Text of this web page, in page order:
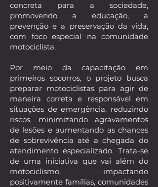
concreta para a sociedade,
promovendo a educação, a
prevenção e a preservação da vida,
com foco especial na comunidade
motociclista.
Por meio da capacitação em
primeiros socorros, o projeto busca
preparar motociclistas para agir de
maneira correta e responsável em
situações de emergência, reduzindo
riscos, minimizando agravamentos
de lesões e aumentando as chances
de sobrevivência até a chegada do
atendimento especializado. Trata-se
de uma iniciativa que vai além do
motociclismo, impactando
positivamente famílias, comunidades